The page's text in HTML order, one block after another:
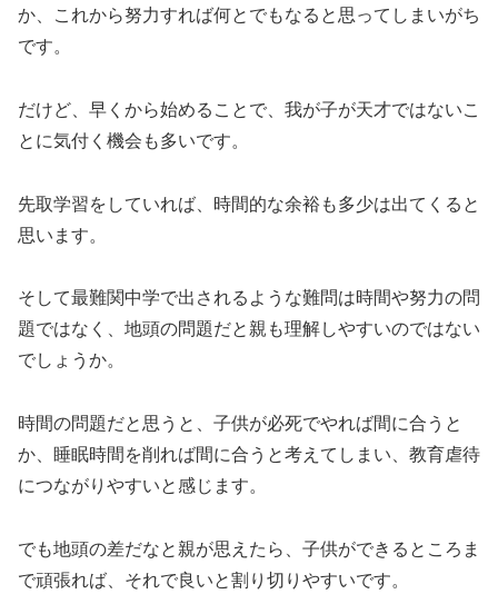
か、これから努力すれば何とでもなると思ってしまいがち
です。
だけど、早くから始めることで、我が子が天才ではないこ
とに気付く機会も多いです。
先取学習をしていれば、時間的な余裕も多少は出てくると
思います。
そして最難関中学で出されるような難問は時間や努力の問
題ではなく、地頭の問題だと親も理解しやすいのではない
でしょうか。
時間の問題だと思うと、子供が必死でやれば間に合うと
か、睡眠時間を削れば間に合うと考えてしまい、教育虐待
につながりやすいと感じます。
でも地頭の差だなと親が思えたら、子供ができるところま
で頑張れば、それで良いと割り切りやすいです。